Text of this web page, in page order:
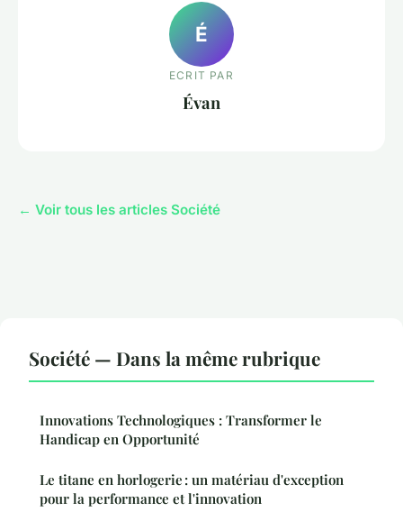
É
ECRIT PAR
Évan
← Voir tous les articles Société
Société — Dans la même rubrique
Innovations Technologiques : Transformer le
Handicap en Opportunité
Le titane en horlogerie : un matériau d'exception
pour la performance et l'innovation